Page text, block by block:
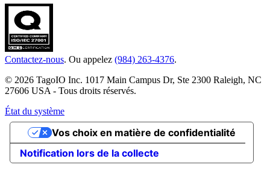
Contactez-nous. Ou appelez (984) 263-4376.
© 2026 TagoIO Inc. 1017 Main Campus Dr, Ste 2300 Raleigh, NC
27606 USA - Tous droits réservés.
État du système
Notification lors de la collecte
Vos choix en matière de confidentialité